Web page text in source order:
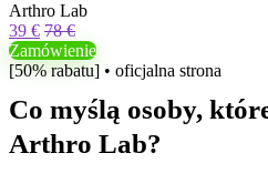
Arthro Lab
39 € 78 €
Zamówienie
[50% rabatu] • oficjalna strona
Co myślą osoby,
Arthro Lab?